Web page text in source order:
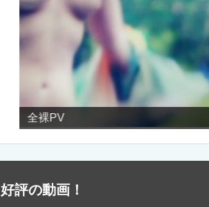
お色気満点超エロ企画！「モンロ
好評の動画！